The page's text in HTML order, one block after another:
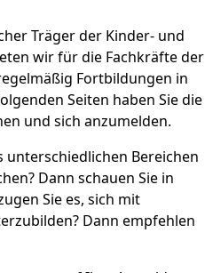
Träger der Kinder- und
wir für die Fachkräfte der
Fortbildungen in
Seiten haben Sie die
und sich anzumelden.
unterschiedlichen Bereichen
Dann schauen Sie in
Sie es, sich mit
Dann empfehlen